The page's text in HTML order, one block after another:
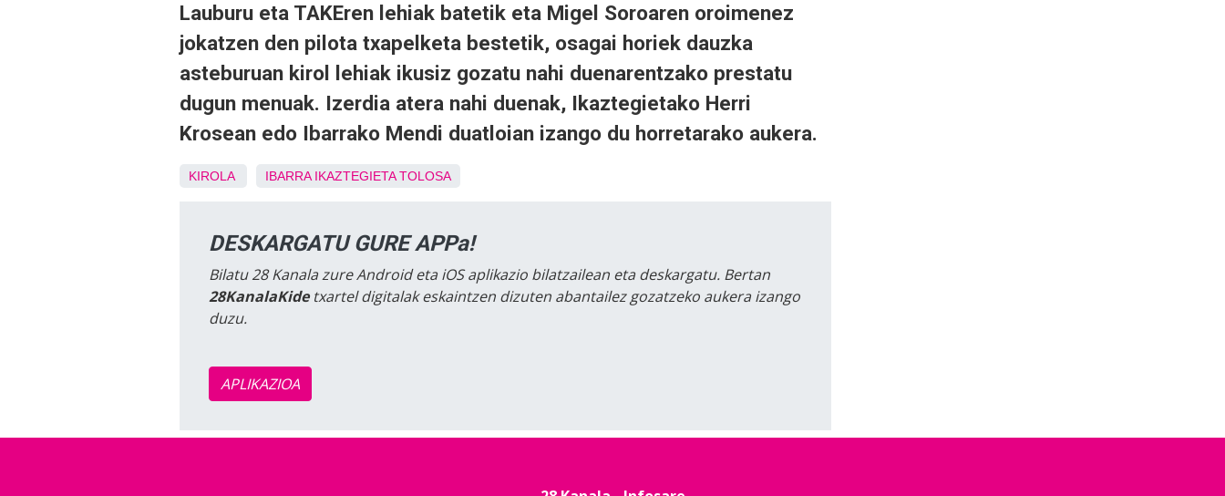
Lauburu eta TAKEren lehiak batetik eta Migel Soroaren oroimenez
jokatzen den pilota txapelketa bestetik, osagai horiek dauzka
asteburuan kirol lehiak ikusiz gozatu nahi duenarentzako prestatu
dugun menuak. Izerdia atera nahi duenak, Ikaztegietako Herri
Krosean edo Ibarrako Mendi duatloian izango du horretarako aukera.
KIROLA IBARRA IKAZTEGIETA TOLOSA
DESKARGATU GURE APPa!
Bilatu 28 Kanala zure Android eta iOS aplikazio bilatzailean eta deskargatu. Bertan
28KanalaKidetxartel digitalak eskaintzen dizuten abantailez gozatzeko aukera izango
duzu.
APLIKAZIOA